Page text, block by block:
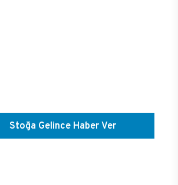
Stoğa Gelince Haber Ver